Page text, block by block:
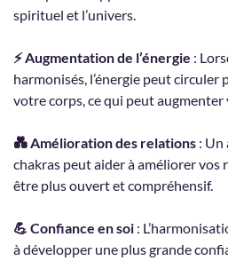
spirituel et l’univers.
⚡️ Augmentation de l’énergie :
harmonisés, l’énergie peut
votre corps, ce qui peut augmenter
💑 Amélioration des relations : Un
chakras peut aider à améliorer vos
être plus ouvert et compréhensif.
💪 Confiance en soi :
à développer une plus grande